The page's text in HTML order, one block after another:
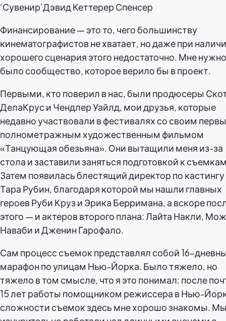
‘Сувенир’Дэвид Кеттерер Спенсер
Финансирование — это то, чего большинству
кинематографистов не хватает, но даже при
хорошего сценария этого недостаточно. Мне нужно
было сообщество, которое верило бы в проект.
Первыми, кто поверил в нас, были продюсеры
ДелаКрус и Чендлер Уайлд, мои друзья, которые
недавно участвовали в фестивалях со своим
полнометражным художественным фильмом
«Танцующая обезьяна». Они вытащили меня из-за
стола и заставили заняться подготовкой к
Затем появилась блестящий директор по кастингу
Тара Рубин, благодаря которой мы нашли главных
героев Руби Круз и Эрика Берримана, а вскоре
этого — и актеров второго плана: Лайта Накли,
Наваби и Дженин Гарофало.
Сам процесс съемок представлял собой 16-
марафон по улицам Нью-Йорка. Было тяжело, но
тяжело в том смысле, что я это понимал: после
15 лет работы помощником режиссера в Нью-
сложности съемок здесь мне хорошо знакомы.